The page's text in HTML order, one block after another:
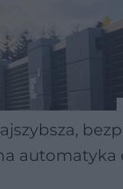
automatyka